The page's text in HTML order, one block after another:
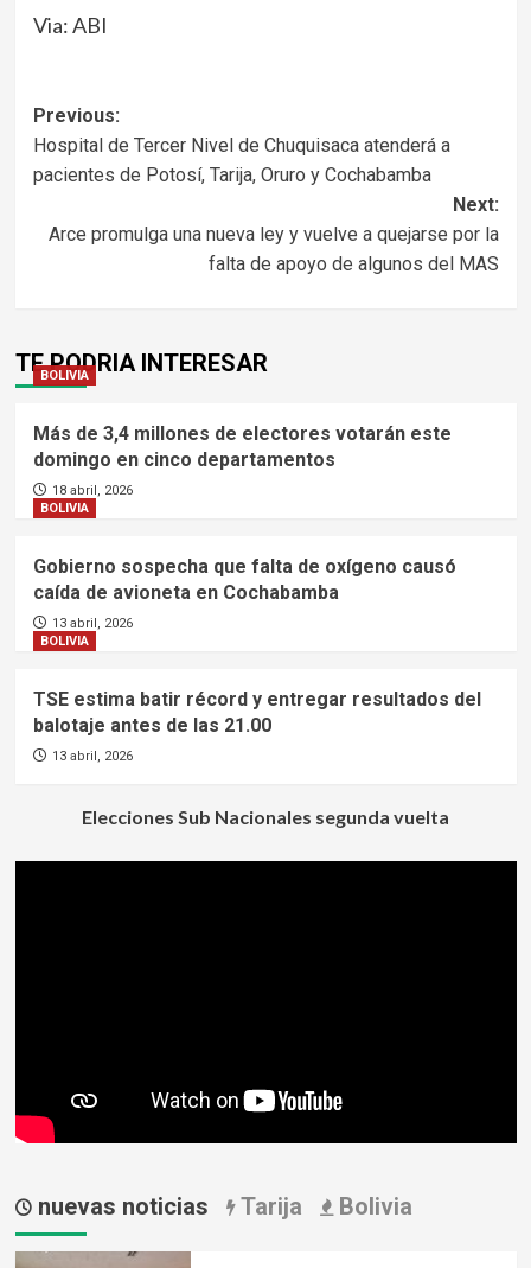
Via: ABI
Navegación
de
entradas
Previous:
Hospital de Tercer Nivel de Chuquisaca atenderá a
pacientes de Potosí, Tarija, Oruro y Cochabamba
Next:
Arce promulga una nueva ley y vuelve a quejarse por la
falta de apoyo de algunos del MAS
TE PODRIA INTERESAR
BOLIVIA
Más de 3,4 millones de electores votarán este
domingo en cinco departamentos
18 abril, 2026
BOLIVIA
Gobierno sospecha que falta de oxígeno causó
caída de avioneta en Cochabamba
13 abril, 2026
BOLIVIA
TSE estima batir récord y entregar resultados del
balotaje antes de las 21.00
13 abril, 2026
Elecciones Sub Nacionales segunda vuelta
nuevas noticias Tarija Bolivia